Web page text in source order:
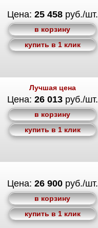
Цена: 25 458руб./шт.
в корзину
купить в 1 клик
Лучшая цена
Цена: 26 013руб./шт.
в корзину
купить в 1 клик
Цена: 26 900руб./шт.
в корзину
купить в 1 клик